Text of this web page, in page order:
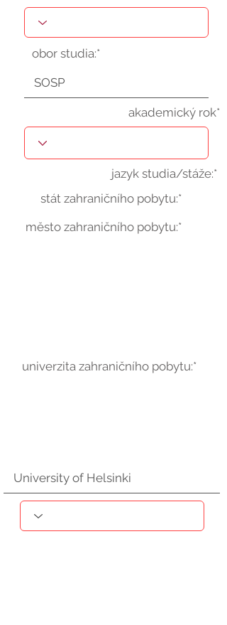
obor studia:*
akademický rok*
jazyk studia/stáže:*
stát zahraničního pobytu:*
město zahraničního pobytu:*
univerzita zahraničního pobytu:*